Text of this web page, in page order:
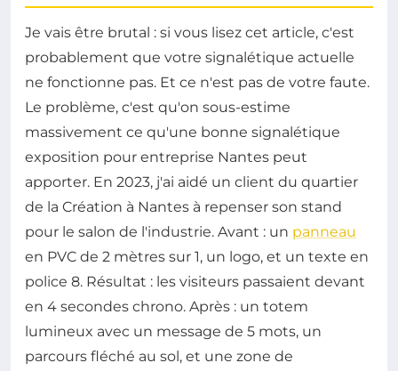
Je vais être brutal : si vous lisez cet article, c'est
probablement que votre signalétique actuelle
ne fonctionne pas. Et ce n'est pas de votre faute.
Le problème, c'est qu'on sous-estime
massivement ce qu'une bonne signalétique
exposition pour entreprise Nantes peut
apporter. En 2023, j'ai aidé un client du quartier
de la Création à Nantes à repenser son stand
pour le salon de l'industrie. Avant : un panneau
en PVC de 2 mètres sur 1, un logo, et un texte en
police 8. Résultat : les visiteurs passaient devant
en 4 secondes chrono. Après : un totem
lumineux avec un message de 5 mots, un
parcours fléché au sol, et une zone de